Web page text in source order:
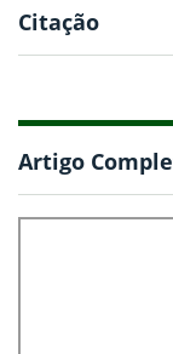
Citação
Artigo